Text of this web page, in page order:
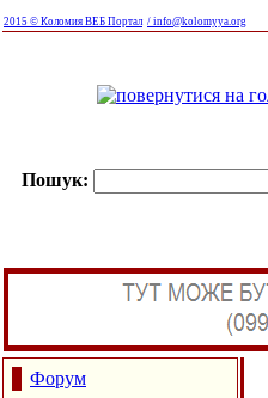
2015 © Коломия ВЕБ Портал / info@kolomyya.org
Пошук:
Форум